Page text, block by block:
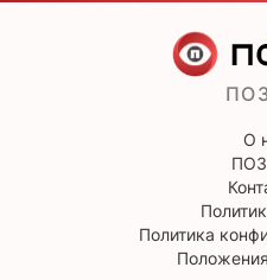
О
Политика